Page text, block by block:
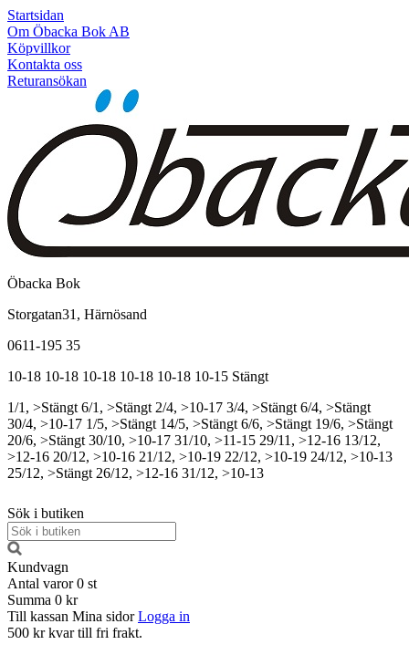
Startsidan
Om Öbacka Bok AB
Köpvillkor
Kontakta oss
Returansökan
Öbacka Bok
Storgatan31, Härnösand
0611-195 35
10-18 10-18 10-18 10-18 10-18 10-15 Stängt
1/1, >Stängt 6/1, >Stängt 2/4, >10-17 3/4, >Stängt 6/4, >Stängt
30/4, >10-17 1/5, >Stängt 14/5, >Stängt 6/6, >Stängt 19/6, >Stängt
20/6, >Stängt 30/10, >10-17 31/10, >11-15 29/11, >12-16 13/12,
>12-16 20/12, >10-16 21/12, >10-19 22/12, >10-19 24/12, >10-13
25/12, >Stängt 26/12, >12-16 31/12, >10-13
Sök i butiken
Kundvagn
Antal varor 0 st
Summa 0 kr
Till kassan Mina sidor Logga in
500 kr kvar till fri frakt.